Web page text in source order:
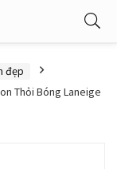
đẹp
Thỏi Bóng Laneige